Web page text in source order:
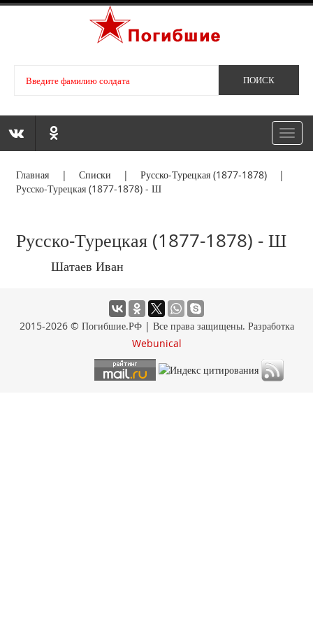
Главная | Списки |Русско-Турецкая (1877-1878) |
Русско-Турецкая (1877-1878) - Ш
Русско-Турецкая (1877-1878) - Ш
Шатаев Иван
2015-2026 © Погибшие.РФ | Все права защищены. Разработка
Webunical